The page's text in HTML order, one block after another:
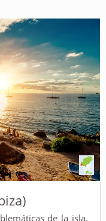
de la isla.